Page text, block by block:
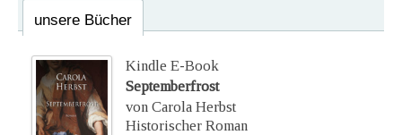
unsere Bücher
Kindle E-Book
Septemberfrost
von Carola Herbst
Historischer Roman